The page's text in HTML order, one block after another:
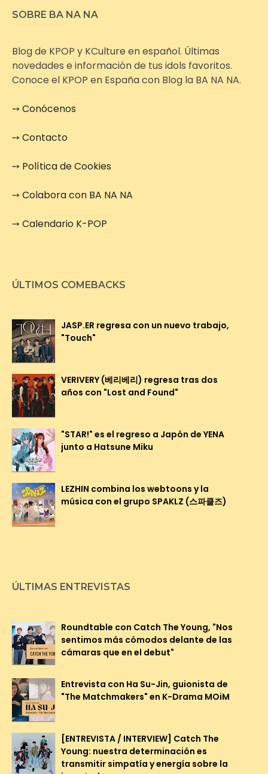
SOBRE BA NA NA
Blog de KPOP y KCulture en español. Últimas
novedades e información de tus idols favoritos.
Conoce el KPOP en España con Blog la BA NA NA.
➙Conócenos
➙Contacto
➙ Política de Cookies
➙Colabora con BA NA NA
➙Calendario K-POP
ÚLTIMOS COMEBACKS
JASP.ER regresa con un nuevo trabajo,
"Touch"
VERIVERY (베리베리) regresa tras dos
años con "Lost and Found"
"STAR!" es el regreso a Japón de YENA
junto a Hatsune Miku
LEZHIN combina los webtoons y la
música con el grupo SPAKLZ (스파클즈)
ÚLTIMAS ENTREVISTAS
Roundtable con Catch The Young, "Nos
sentimos más cómodos delante de las
cámaras que en el debut"
Entrevista con Ha Su-Jin, guionista de
"The Matchmakers" en K-Drama MOiM
[ENTREVISTA / INTERVIEW] Catch The
Young: nuestra determinación es
transmitir simpatía y energía sobre la